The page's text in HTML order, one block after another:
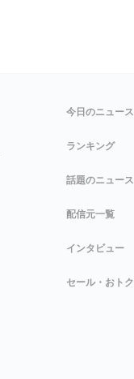
今日のニュース
ランキング
話題のニュース
配信元一覧
インタビュー
セール・おトク